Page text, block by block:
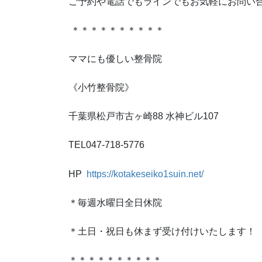
＊＊＊＊＊＊＊＊＊＊
ママにも優しい整骨院
《小竹整骨院》
千葉県松戸市古ヶ崎88 水神ビル107
TEL047-718-5776
HP https://kotakeseiko1suin.net/
＊毎週水曜日全日休院
＊土日・祝日も休まず受け付けいたします！